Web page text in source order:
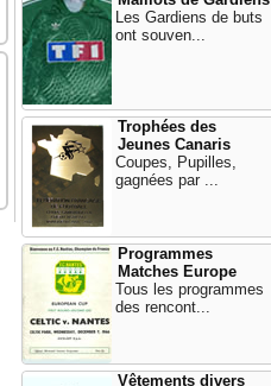
Les Gardiens de buts
ont souven...
Trophées des
Jeunes Canaris
Coupes, Pupilles,
gagnées par ...
Programmes
Matches Europe
Tous les programmes
des rencont...
Vêtements divers